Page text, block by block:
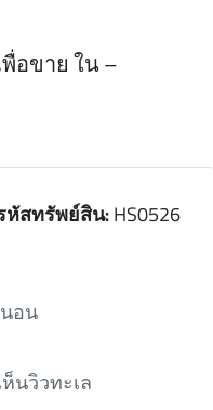
อขาย ใน –
หัสทรัพย์สิน:HS0526
อน
นวิวทะเล